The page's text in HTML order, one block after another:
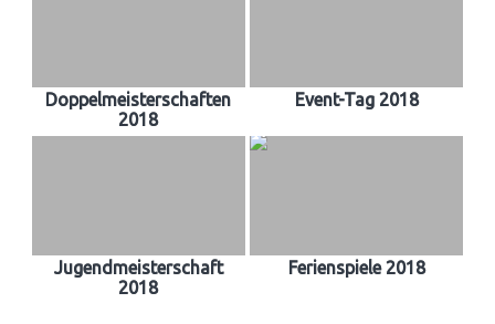
Doppelmeisterschaften
2018
Event-Tag 2018
Jugendmeisterschaft
2018
Ferienspiele 2018